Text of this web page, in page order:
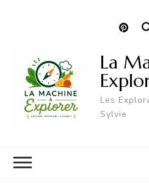
La
Les
Sylvie